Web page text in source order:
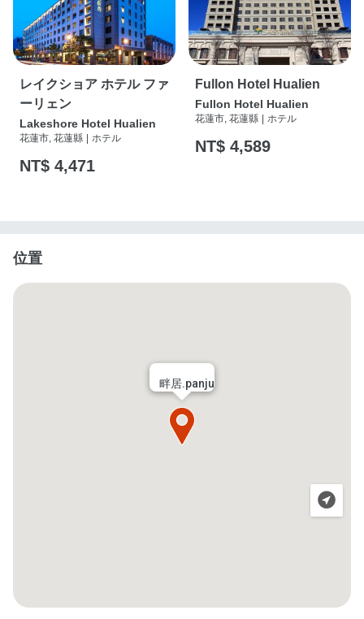
レイクショア ホテル ファ
ーリェン
Lakeshore Hotel Hualien
花蓮市, 花蓮縣 ホテル
NT$ 4,471
Fullon Hotel Hualien
Fullon Hotel Hualien
花蓮市, 花蓮縣 ホテル
NT$ 4,589
位置
畔居.panju